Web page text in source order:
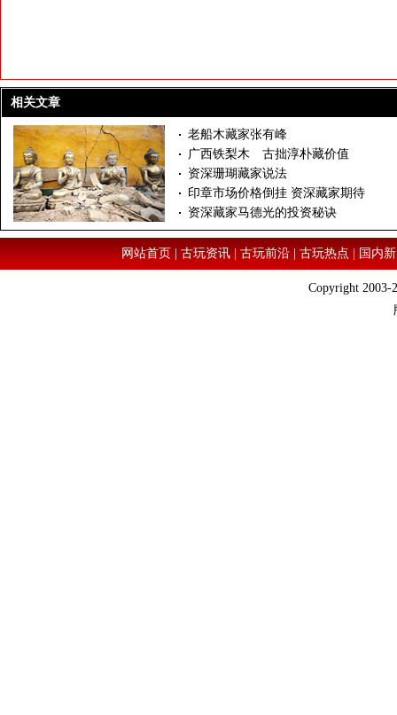
相关文章
老船木藏家张有峰
广西铁梨木 古拙淳朴藏价值
资深珊瑚藏家说法
印章市场价格倒挂 资深藏家期待
资深藏家马德光的投资秘诀
网站首页|古玩资讯|古玩前沿|古玩热点|国内
Copyright 2003-